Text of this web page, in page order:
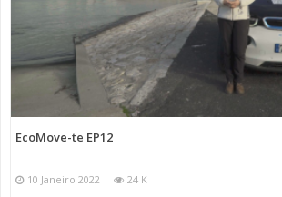
EcoMove-te EP12
10 Janeiro 2022 24 K